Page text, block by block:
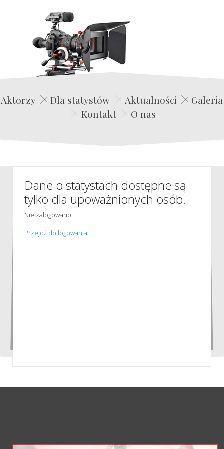
Edwin Film Agencja Aktorska
Aktorzy Dla statystów Aktualności
Galeria
Kontakt
O nas
Dane o statystach dostępne są
tylko dla upoważnionych osób.
Nie zalogowano
Przejdź do logowania